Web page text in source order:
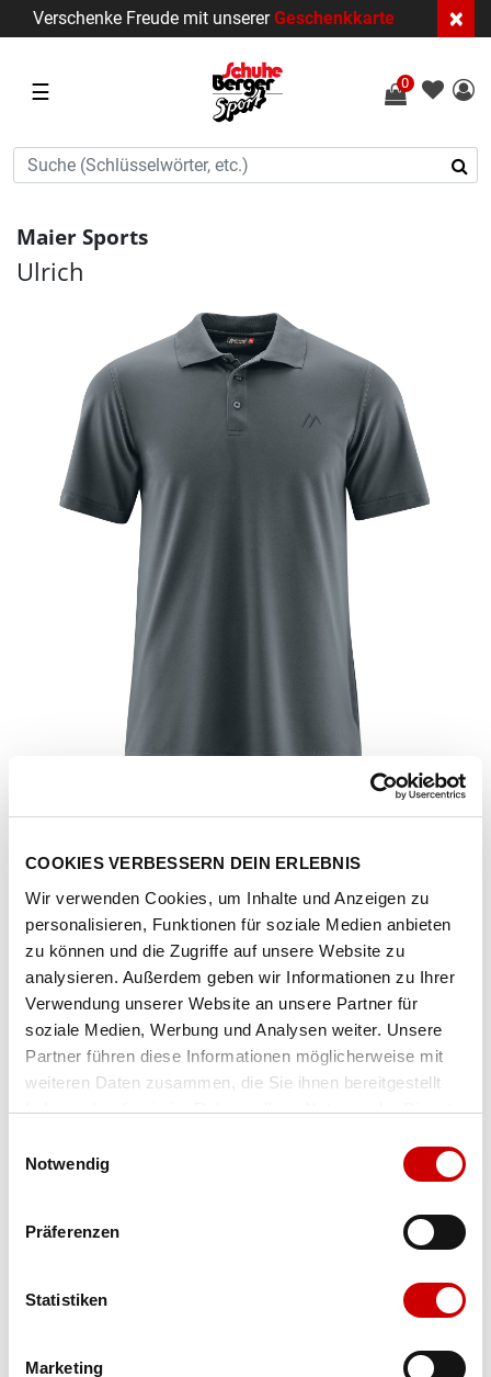
COOKIES VERBESSERN DEIN ERLEBNIS
Wir verwenden Cookies, um Inhalte und Anzeigen zu
personalisieren, Funktionen für soziale Medien anbieten
zu können und die Zugriffe auf unsere Website zu
analysieren. Außerdem geben wir Informationen zu Ihrer
Verwendung unserer Website an unsere Partner für
soziale Medien, Werbung und Analysen weiter. Unsere
Partner führen diese Informationen möglicherweise mit
weiteren Daten zusammen, die Sie ihnen bereitgestellt
haben oder die sie im Rahmen Ihrer Nutzung der Dienste
Notwendig
Präferenzen
Statistiken
Marketing
Verschenke Freude mit unsererGeschenkkarte ×
☰ 0
Maier Sports
Ulrich
Artikel-Nr.3000009-M10949-graphite
Farbe graphite
IN DEN WARENKORB